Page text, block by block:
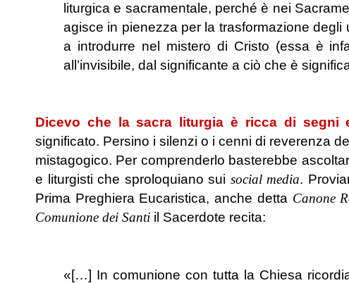
liturgica e sacramentale, perché è nei
agisce in pienezza per la trasformazione degli
a introdurre nel mistero di Cristo (essa è
all’invisibile, dal significante a ciò che è
Dicevo che la sacra liturgia è ricca di segni
significato. Persino i silenzi o i cenni di reverenza
mistagogico. Per comprenderlo basterebbe
e liturgisti che sproloquiano sui social media.
Prima Preghiera Eucaristica, anche detta Canone
Comunione dei Santi il Sacerdote recita:
«[…] In comunione con tutta la Chiesa